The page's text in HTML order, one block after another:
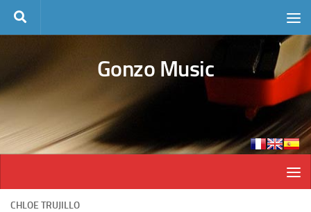
Skip to content
Gonzo Music
CHLOE TRUJILLO